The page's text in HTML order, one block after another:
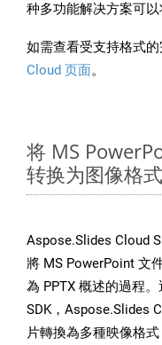
种多功能解决方案可以
如需查看受支持格式
Cloud 页面。
将 MS
转换为图像格
Aspose.Slides Cloud
將 MS PowerPoint 文
為 PPTX 概述的過程
SDK，Aspose.Slides
片轉換為多種映像格